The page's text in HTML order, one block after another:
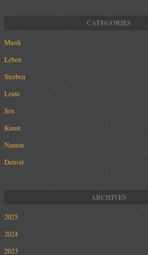
Musik
Leben
Sterben
Leute
Sex
Kunst
Namen
Detroit
2025
2024
2023